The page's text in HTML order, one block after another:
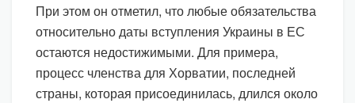
При этом он отметил, что любые обязательства
относительно даты вступления Украины в ЕС
остаются недостижимыми. Для примера,
процесс членства для Хорватии, последней
страны, которая присоединилась, длился около